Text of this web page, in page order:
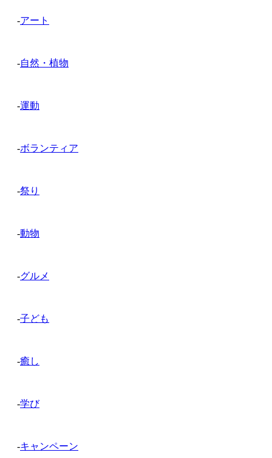
-アート
-自然・植物
-運動
-ボランティア
-祭り
-動物
-グルメ
-子ども
-癒し
-学び
-キャンペーン